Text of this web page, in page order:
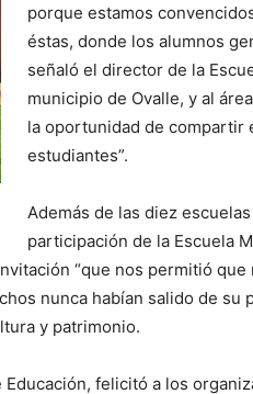
porque estamos
éstas, donde los alumnos
señaló el director de la
municipio de Ovalle, y al
la oportunidad de compartir
estudiantes”.
Además de las diez
participación de la Escuela
“que nos permitió
nunca habían salido de
y patrimonio.
felicitó a los